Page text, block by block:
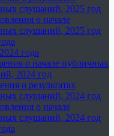
слушаний, 2025 год
о начале
слушаний, 2025 год
года
о начале публичных
2024 год
о результатах
слушаний, 2024 год
о начале
слушаний, 2024 год